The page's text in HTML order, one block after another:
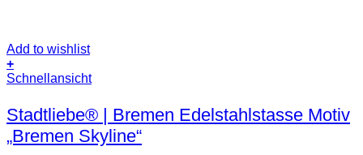
Add to wishlist
+
Schnellansicht
Stadtliebe® | Bremen Edelstahlstasse Motiv
„Bremen Skyline“